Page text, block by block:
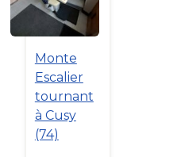
Monte
Escalier
tournant
à Cusy
(74)